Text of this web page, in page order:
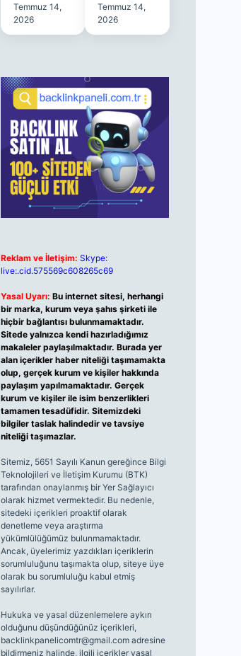
Temmuz 14,
2026
Temmuz 14,
2026
Reklam ve İletişim: Skype:
live:.cid.575569c608265c69
Yasal Uyarı: Bu internet sitesi, herhangi
bir marka, kurum veya şahıs şirketi ile
hiçbir bağlantısı bulunmamaktadır.
Sitede yalnızca kendi hazırladığımız
makaleler paylaşılmaktadır. Burada yer
alan içerikler haber niteliği taşımamakta
olup, gerçek kurum ve kişiler hakkında
paylaşım yapılmamaktadır. Gerçek
kurum ve kişiler ile isim benzerlikleri
tamamen tesadüfidir. Sitemizdeki
bilgiler taslak halindedir ve tavsiye
niteliği taşımazlar.
Sitemiz, 5651 Sayılı Kanun gereğince Bilgi
Teknolojileri ve İletişim Kurumu (BTK)
tarafından onaylanmış bir Yer Sağlayıcı
olarak hizmet vermektedir. Bu nedenle,
sitedeki içerikleri proaktif olarak
denetleme veya araştırma
yükümlülüğümüz bulunmamaktadır.
Ancak, üyelerimiz yazdıkları içeriklerin
sorumluluğunu taşımakta olup, siteye üye
olarak bu sorumluluğu kabul etmiş
sayılırlar.
Hukuka ve yasal düzenlemelere aykırı
olduğunu düşündüğünüz içerikleri,
backlinkpanelicomtr@gmail.comadresine
bildirmeniz halinde, ilgili içerikler yasal